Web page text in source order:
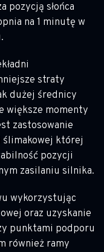
pozycją słońca
na 1 minutę w
straty
dużej średnicy
większe momenty
zastosowanie
ślimakowej której
pozycji
zasilaniu silnika.
wykorzystując
oraz uzyskanie
punktami podporu
również ramy